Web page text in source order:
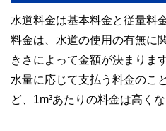
水道料金は基本料金と従量料
料金は、水道の使用の有無に
きさによって金額が決まりま
水量に応じて支払う料金のこ
ど、1m³あたりの料金は高くな